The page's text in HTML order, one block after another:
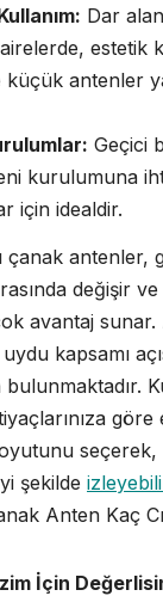
Dar
estetik
küçük antenler
Geçici
kurulumuna
için idealdir.
çanak antenler,
değişir
avantaj
kapsamı
bulunmaktadır.
seçerek,
şekilde
Anten Kaç
İçin